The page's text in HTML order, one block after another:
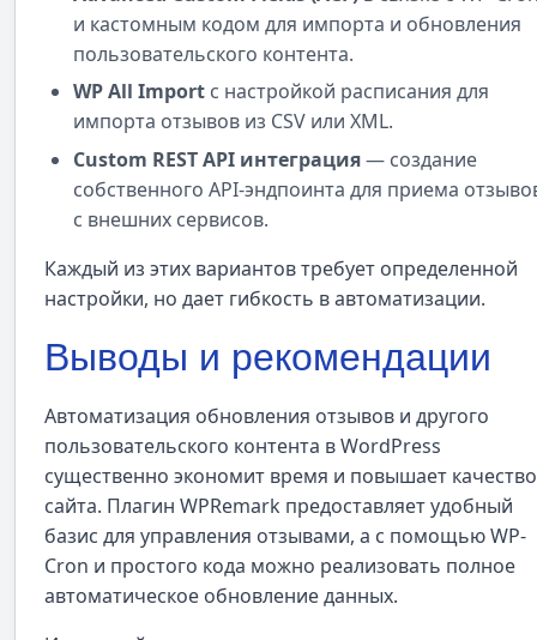
и кастомным кодом для импорта и обновления
пользовательского контента.
WP All Import с настройкой расписания для
импорта отзывов из CSV или XML.
Custom REST API интеграция— создание
собственного API-эндпоинта для приема
с внешних сервисов.
Каждый из этих вариантов требует определенной
настройки, но дает гибкость в автоматизации.
Выводы и рекомендации
Автоматизация обновления отзывов и другого
пользовательского контента в WordPress
существенно экономит время и повышает качество
сайта. Плагин WPRemark предоставляет удобный
базис для управления отзывами, а с помощью WP-
Cron и простого кода можно реализовать полное
автоматическое обновление данных.